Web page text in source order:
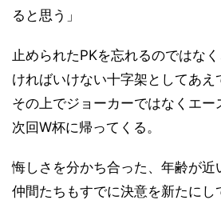
ると思う」
止められたPKを忘れるのではな
ければいけない十字架としてあえ
その上でジョーカーではなくエ
次回W杯に帰ってくる。
悔しさを分かち合った、年齢が近
仲間たちもすでに決意を新たにし